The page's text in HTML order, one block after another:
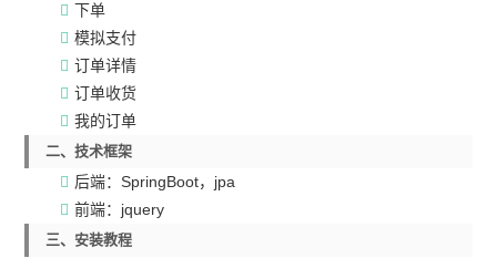
下单
模拟支付
订单详情
订单收货
我的订单
二、技术框架
后端：SpringBoot，jpa
前端：jquery
三、安装教程